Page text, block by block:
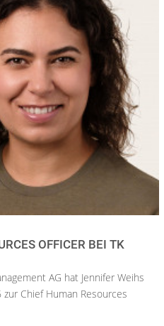
OFFICER BEI TK
AG hat Jennifer Weihs
Chief Human Resources